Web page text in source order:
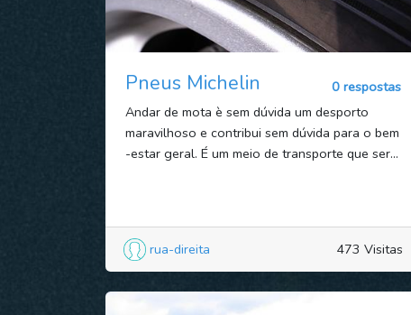
Pneus Michelin
0 respostas
Andar de mota è sem dúvida um desporto
maravilhoso e contribui sem dúvida para o bem
-estar geral. É um meio de transporte que ser...
rua-direita 473 Visitas